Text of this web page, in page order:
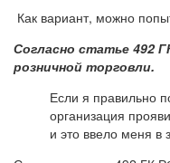
Как вариант, можно
Согласно статье 492
розничной торговли.
Если я правильно
организация
и это ввело меня в